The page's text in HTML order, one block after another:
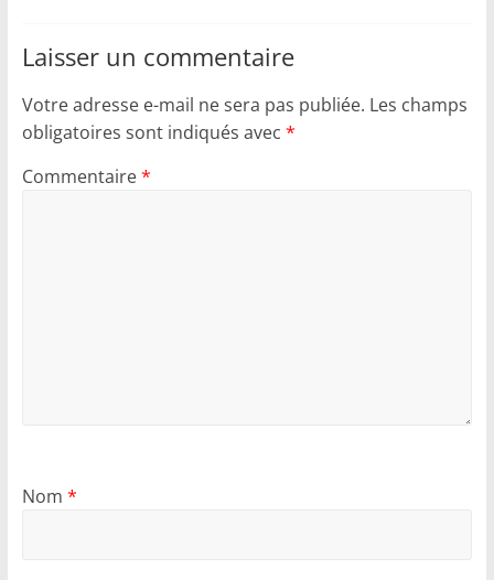
Laisser un commentaire
Votre adresse e-mail ne sera pas publiée. Les champs
obligatoires sont indiqués avec *
Commentaire*
Nom *